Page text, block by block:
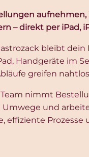
– direkt per iPad,
bleibt
Handgeräte im
greifen
nimmt
Umwege und
effiziente Prozesse